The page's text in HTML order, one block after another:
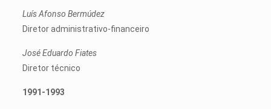
Luís Afonso Bermúdez
Diretor administrativo-financeiro
José Eduardo Fiates
Diretor técnico
1991-1993